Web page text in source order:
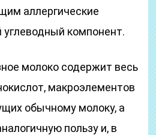
аллергические
компонент.
молоко содержит весь
макроэлементов
обычному молоку, а
пользу и, в